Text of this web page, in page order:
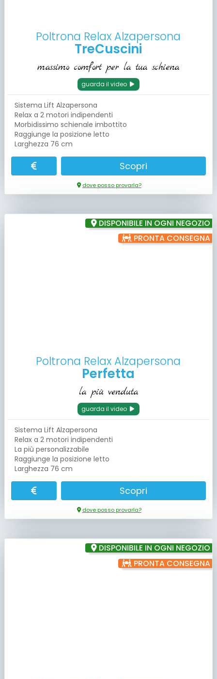
Poltrona Relax Alzapersona
TreCuscini
massimo comfort per la tua schiena
guarda il video
Sistema Lift Alzapersona
Relax a 2 motori indipendenti
Morbidissimo schienale imbottito
Raggiunge la posizione letto
Larghezza 76 cm
Scopri
dove posso provarla?
DISPONIBILE IN OGNI NEGOZIO
PRONTA CONSEGNA
Poltrona Relax Alzapersona
Perfetta
la più venduta
guarda il video
Sistema Lift Alzapersona
Relax a 2 motori indipendenti
La più personalizzabile
Raggiunge la posizione letto
Larghezza 76 cm
Scopri
dove posso provarla?
DISPONIBILE IN OGNI NEGOZIO
PRONTA CONSEGNA